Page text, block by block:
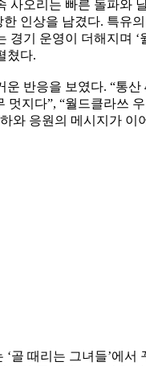
사오리는 빠른 돌파와
인상을 남겼다. 특유
경기 운영이 더해지며 ‘
쳤다.
운 반응을 보였다. “통산
멋지다”, “월드클라쓰
와 응원의 메시지가 이
‘골 때리는 그녀들’에서